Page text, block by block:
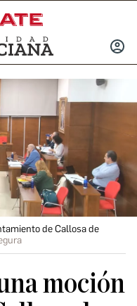
INICIAR
de Callosa de
moción